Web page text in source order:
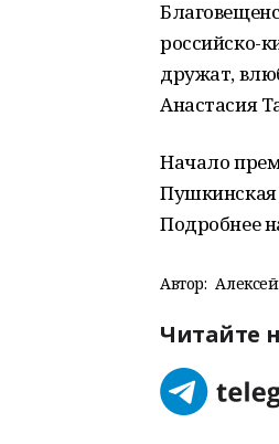
российско-
дружат,
Анастасия
Начало
Пушкинская
Подробнее
Автор:
Читайте